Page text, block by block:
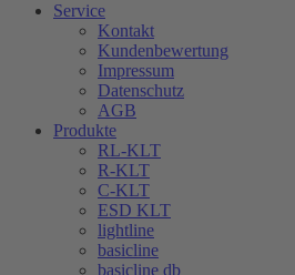
Service
Kontakt
Kundenbewertung
Impressum
Datenschutz
AGB
Produkte
RL-KLT
R-KLT
C-KLT
ESD KLT
lightline
basicline
basicline db